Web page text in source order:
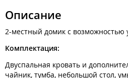
Описание
2-местный домик с возможностью
Комплектация:
Двуспальная кровать и
чайник, тумба, небольшой стол,